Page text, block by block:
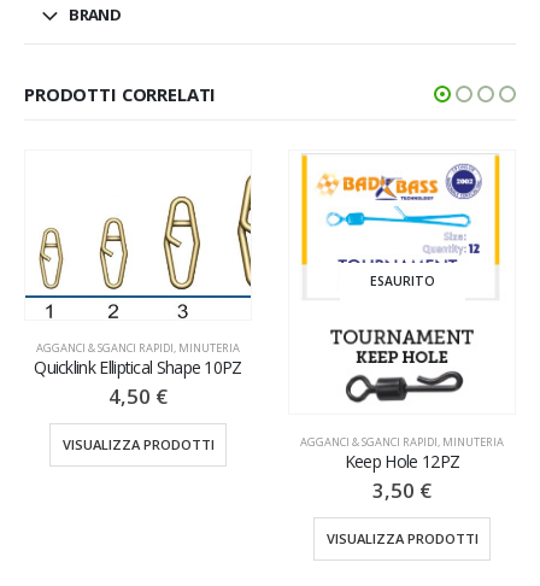
BRAND
PRODOTTI CORRELATI
AGGANCI & SGANCI RAPIDI, MINUTERIA
Quicklink Elliptical Shape 10PZ
4,50 €
VISUALIZZA PRODOTTI
ESAURITO
AGGANCI & SGANCI RAPIDI, MINUTERIA
Keep Hole 12PZ
3,50 €
VISUALIZZA PRODOTTI